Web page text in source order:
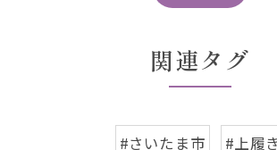
関連タグ
#さいたま市 #上履き